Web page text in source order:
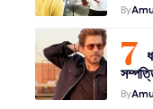
By
By